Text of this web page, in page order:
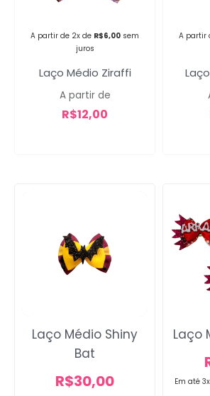
A partir de 2x de R$6,00 sem
juros
Laço Médio Ziraffi
A partir de
R$12,00
A partir
Laço Médio Shiny
Bat
R$30,00 Em até
Laço
sucesso!